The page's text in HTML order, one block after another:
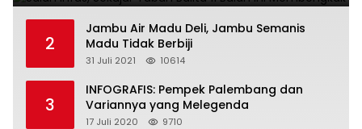
2
Jambu Air Madu Deli, Jambu Semanis
Madu Tidak Berbiji
31 Juli 2021 10614
3
INFOGRAFIS: Pempek Palembang dan
Variannya yang Melegenda
17 Juli 2020 9710